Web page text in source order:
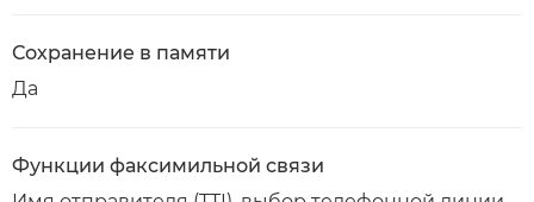
Сохранение в памяти
Да
Функции факсимильной связи